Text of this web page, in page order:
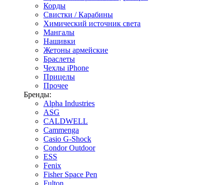
Корды
Свистки / Карабины
Химический источник света
Мангалы
Нашивки
Жетоны армейские
Браслеты
Чехлы iPhone
Прицелы
Прочее
Бренды:
Alpha Industries
ASG
CALDWELL
Cammenga
Casio G-Shock
Condor Outdoor
ESS
Fenix
Fisher Space Pen
Fulton